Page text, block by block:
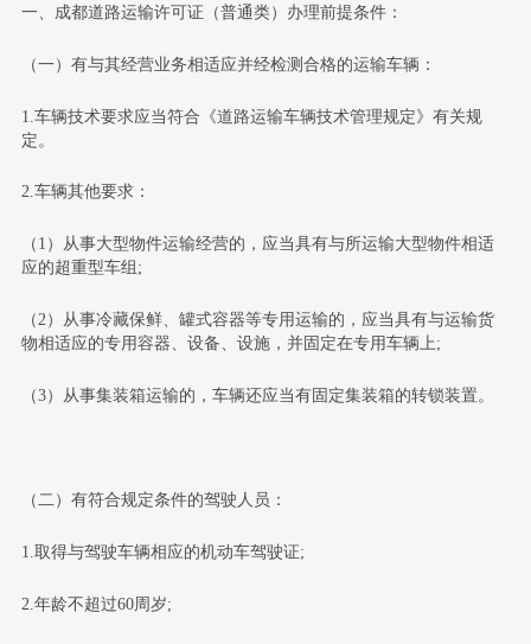
一、成都道路运输许可证（普通类）办理前提条件：
（一）有与其经营业务相适应并经检测合格的运输车辆：
1.车辆技术要求应当符合《道路运输车辆技术管理规定》有关规
定。
2.车辆其他要求：
（1）从事大型物件运输经营的，应当具有与所运输大型物件相适
应的超重型车组;
（2）从事冷藏保鲜、罐式容器等专用运输的，应当具有与运输货
物相适应的专用容器、设备、设施，并固定在专用车辆上;
（3）从事集装箱运输的，车辆还应当有固定集装箱的转锁装置。
（二）有符合规定条件的驾驶人员：
1.取得与驾驶车辆相应的机动车驾驶证;
2.年龄不超过60周岁;